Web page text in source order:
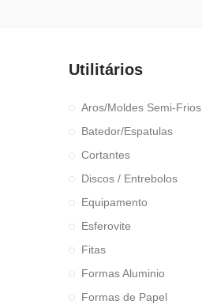
Utilitários
Aros/Moldes Semi-Frios
Batedor/Espatulas
Cortantes
Discos / Entrebolos
Equipamento
Esferovite
Fitas
Formas Aluminio
Formas de Papel